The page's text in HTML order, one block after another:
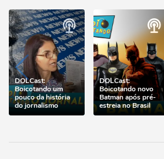
DOLCast:
Boicotando um
pouco da história
do jornalismo
DOLCast:
Boicotando novo
Batman após pré-
estreia no Brasil